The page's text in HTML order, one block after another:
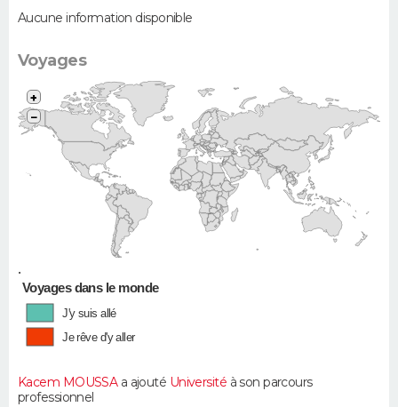
Aucune information disponible
Voyages
•
+
−
Voyages dans le monde
J'y suis allé
Je rêve d'y aller
Kacem MOUSSAa ajouté Université à son parcours
professionnel